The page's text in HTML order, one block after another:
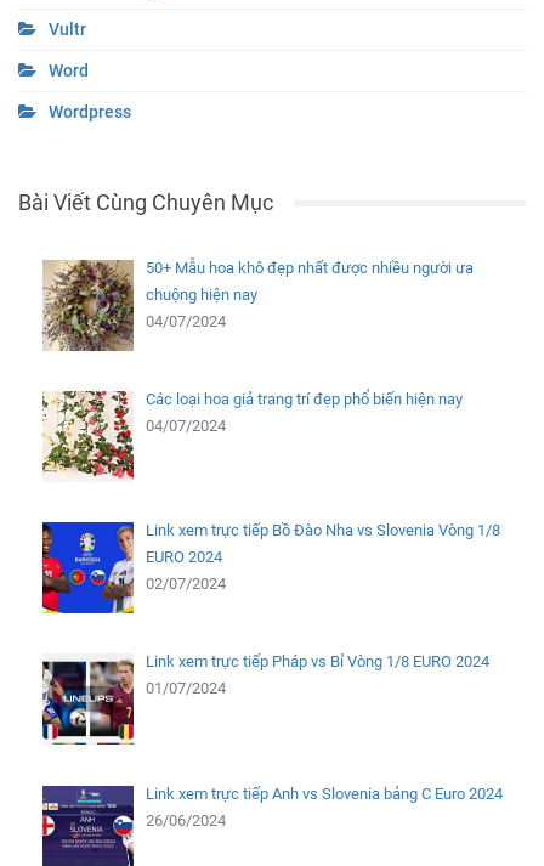
Vultr
Word
Wordpress
Bài Viết Cùng Chuyên Mục
50+ Mẫu hoa khô đẹp nhất được nhiều người ưa
chuộng hiện nay
04/07/2024
Các loại hoa giả trang trí đẹp phổ biến hiện nay
04/07/2024
Link xem trực tiếp Bồ Đào Nha vs Slovenia Vòng 1/8
EURO 2024
02/07/2024
Link xem trực tiếp Pháp vs Bỉ Vòng 1/8 EURO 2024
01/07/2024
Link xem trực tiếp Anh vs Slovenia bảng C Euro 2024
26/06/2024